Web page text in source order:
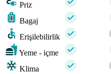
Priz
Bagaj
Erişilebilirlik
Yeme - içme
Klima